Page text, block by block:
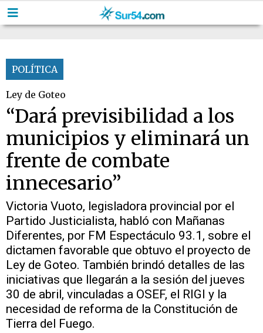
POLÍTICA
Ley de Goteo
“Dará previsibilidad a los
municipios y eliminará un
frente de combate
innecesario”
Victoria Vuoto, legisladora provincial por el
Partido Justicialista, habló con Mañanas
Diferentes, por FM Espectáculo 93.1, sobre el
dictamen favorable que obtuvo el proyecto de
Ley de Goteo. También brindó detalles de las
iniciativas que llegarán a la sesión del jueves
30 de abril, vinculadas a OSEF, el RIGI y la
necesidad de reforma de la Constitución de
Tierra del Fuego.